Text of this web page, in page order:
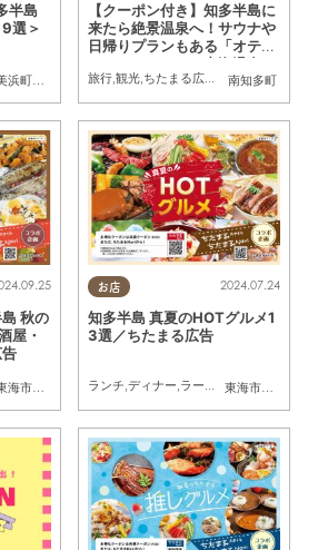
美浜町
,南知多町
半島
選＞
,クーポン 南知多町
【クーポン付き】知多半島に
来たら絶景温泉へ！サウナや
日帰りプランもある「オテ
ル・ド・マロニエ内海温泉」
／ちたまる広告
旅行, 観光, ちたまる広告 クーポン,夫婦
東海市
,大府市 東浦町
島 秋の
屋・
,スイーツ ちたまるスタイル掲載店, ちたまる広告
お店
東海市
,大府市
2024.07.24
知多半島 真夏のHOTグルメ1
3選／ちたまる広告
ランチ ディナー ラーメン ,スイーツ